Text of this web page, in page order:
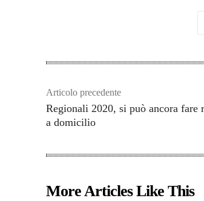
Articolo precedente
Regionali 2020, si può ancora fare
a domicilio
More Articles Like This